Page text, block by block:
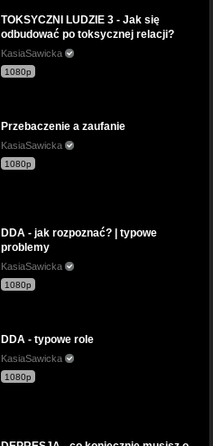
TOKSYCZNI LUDZIE 3 - Jak się
odbudować po toksycznej relacji?
KasiaSawicka
1080p
Przebaczenie a zaufanie
KasiaSawicka
1080p
DDA - jak rozpoznać? | typowe
problemy
KasiaSawicka
1080p
DDA - typowe role
KasiaSawicka
1080p